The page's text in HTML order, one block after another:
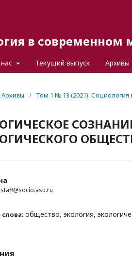
в современном
Текущий выпуск Архивы
Архивы / Том 1 № 13 (2021):
общество, экология,